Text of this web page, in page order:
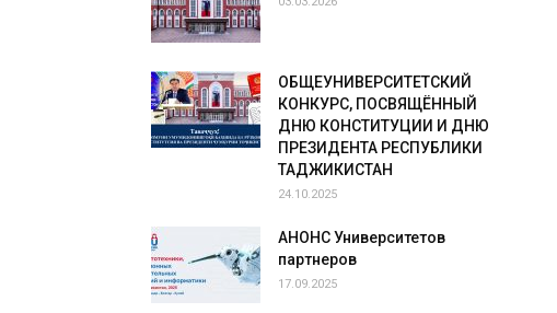
ОБЩЕУНИВЕРСИТЕТСКИЙ
КОНКУРС, ПОСВЯЩЁННЫЙ
ДНЮ КОНСТИТУЦИИ И ДНЮ
ПРЕЗИДЕНТА РЕСПУБЛИКИ
ТАДЖИКИСТАН
24.10.2025
АНОНС Университетов
партнеров
17.09.2025